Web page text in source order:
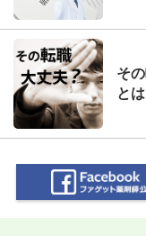
そ
とは